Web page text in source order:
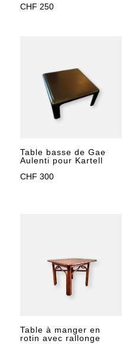
CHF 250
Table basse de Gae
Aulenti pour Kartell
CHF 300
Table à manger en
rotin avec rallonge